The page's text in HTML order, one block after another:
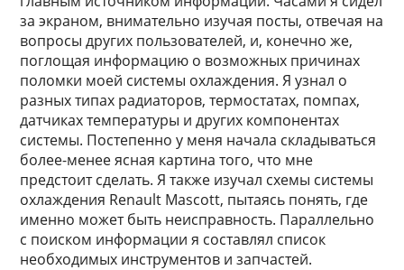
за экраном, внимательно изучая посты, отвечая на
вопросы других пользователей, и, конечно же,
поглощая информацию о возможных причинах
поломки моей системы охлаждения. Я узнал о
разных типах радиаторов, термостатах, помпах,
датчиках температуры и других компонентах
системы. Постепенно у меня начала складываться
более-менее ясная картина того, что мне
предстоит сделать. Я также изучал схемы системы
охлаждения Renault Mascott, пытаясь понять, где
именно может быть неисправность. Параллельно
с поиском информации я составлял список
необходимых инструментов и запчастей.